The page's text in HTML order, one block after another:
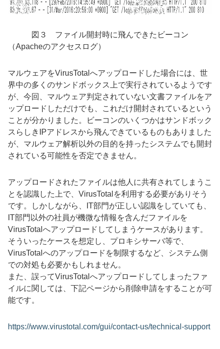
図３ ファイル開封時に飛んできたビーコン
（Apacheのアクセスログ）
マルウェアをVirusTotalへアップロードした場合には、世
界中の多くのサンドボックス上で実行されているようです
が、今回、マルウェア判定されていない文書ファイルをア
ップロードしただけでも、これだけ開封されているという
ことが分かりました。ビーコンのいくつかはサンドボック
スらしきIPアドレスから飛んできているものもありました
が、マルウェア解析以外の目的を持ったシステムでも開封
されている可能性を否定できません。
アップロードされたファイルは他人に共有されてしまうこ
とを認識した上で、VirusTotalを利用する必要がありそう
です。しかしながら、IT部門が正しい認識をしていても、
IT部門以外の社員が機微な情報を含んだファイルを
VirusTotalへアップロードしてしまうケースがあります。
そういったケースを想定し、プロキシサーバ等で、
VirusTotalへのアップロードを制限するなど、システム側
での対処も必要かもしれません。
また、誤ってVirusTotalへアップロードしてしまったファ
イルに関しては、下記ページから削除申請をすることが可
能です。
https://www.virustotal.com/gui/contact-us/technical-support